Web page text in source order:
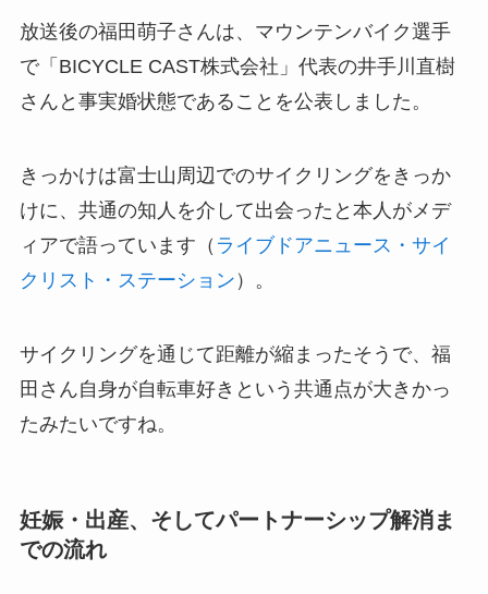
放送後の福田萌子さんは、マウンテンバイク選手
で「BICYCLE CAST株式会社」代表の井手川直樹
さんと事実婚状態であることを公表しました。
きっかけは富士山周辺でのサイクリングをきっか
けに、共通の知人を介して出会ったと本人がメデ
ィアで語っています（ ライブドアニュース・サイ
クリスト・ステーション ）。
サイクリングを通じて距離が縮まったそうで、福
田さん自身が自転車好きという共通点が大きかっ
たみたいですね。
妊娠・出産、そしてパートナーシップ解消ま
での流れ